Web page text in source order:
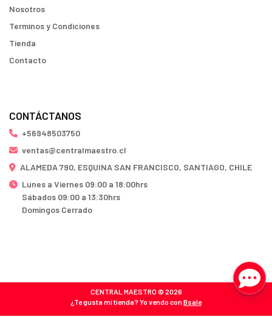
Nosotros
Terminos y Condiciones
Tienda
Contacto
CONTÁCTANOS
+56948503750
ventas@centralmaestro.cl
ALAMEDA 790, ESQUINA SAN FRANCISCO, SANTIAGO, CHILE
Lunes a Viernes 09:00 a 18:00hrs
Sábados 09:00 a 13:30hrs
Domingos Cerrado
CENTRAL MAESTRO © 2026
¿Te gusta mi tienda? Yo vendo conBsale